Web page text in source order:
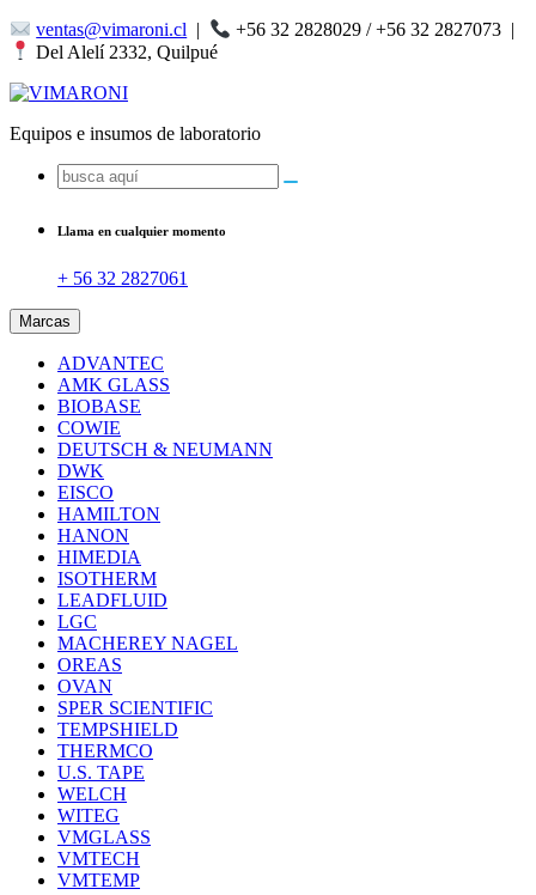
Saltar
al
ventas@vimaroni.cl | +56 32 2828029 / +56 32 2827073 |
Del Alelí 2332, Quilpué
Equipos e insumos de laboratorio
Buscar:
Llama en cualquier momento
+ 56 32 2827061
Marcas
ADVANTEC
AMK GLASS
BIOBASE
COWIE
DEUTSCH & NEUMANN
DWK
EISCO
HAMILTON
HANON
HIMEDIA
ISOTHERM
LEADFLUID
LGC
MACHEREY NAGEL
OREAS
OVAN
SPER SCIENTIFIC
TEMPSHIELD
THERMCO
U.S. TAPE
WELCH
WITEG
VMGLASS
VMTECH
VMTEMP